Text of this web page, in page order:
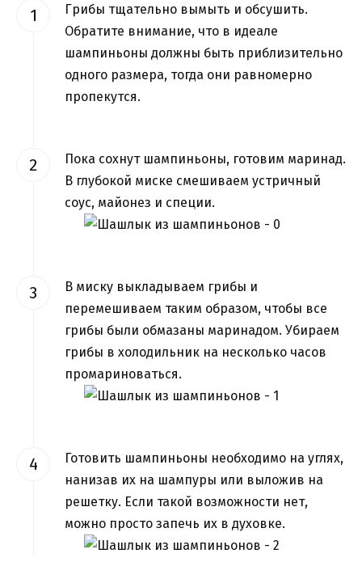
Грибы тщательно вымыть и обсушить.
Обратите внимание, что в идеале
шампиньоны должны быть приблизительно
одного размера, тогда они равномерно
пропекутся.
Пока сохнут шампиньоны, готовим маринад.
В глубокой миске смешиваем устричный
соус, майонез и специи.
В миску выкладываем грибы и
перемешиваем таким образом, чтобы все
грибы были обмазаны маринадом. Убираем
грибы в холодильник на несколько часов
промариноваться.
Готовить шампиньоны необходимо на углях,
нанизав их на шампуры или выложив на
решетку. Если такой возможности нет,
можно просто запечь их в духовке.